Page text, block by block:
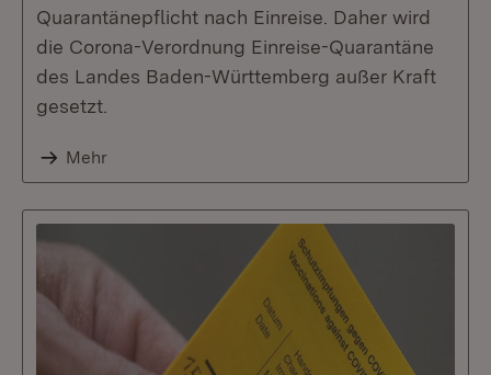
Quarantänepflicht nach Einreise. Daher wird
die Corona-Verordnung Einreise-Quarantäne
des Landes Baden-Württemberg außer Kraft
gesetzt.
Mehr